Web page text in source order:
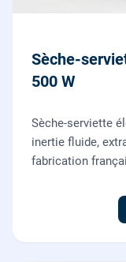
Sèche-
500 W
Sèche-serviette
inertie fluide,
fabrication